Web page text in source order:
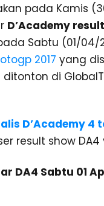
pada Kamis
D’Academy
Sabtu (01/04/
2017 yang
di
D’Academy 4
result show
DA4 Sabtu 01